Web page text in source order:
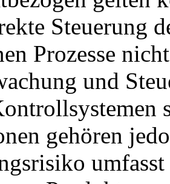
Steuerung
Prozesse
und
gehören
umfasst